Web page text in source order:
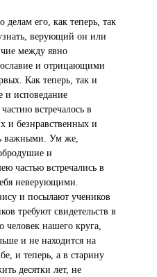
его, как теперь, так
верующий он или
между явно
и отрицающими
Как теперь, так и
и исповедание
встречалось в
и безнравственных и
важными. Ум же,
и
частью встречались в
неверующими.
и посылают учеников
требуют свидетельств в
нашего круга,
и не находится на
и теперь, а в старину
десятки лет, не